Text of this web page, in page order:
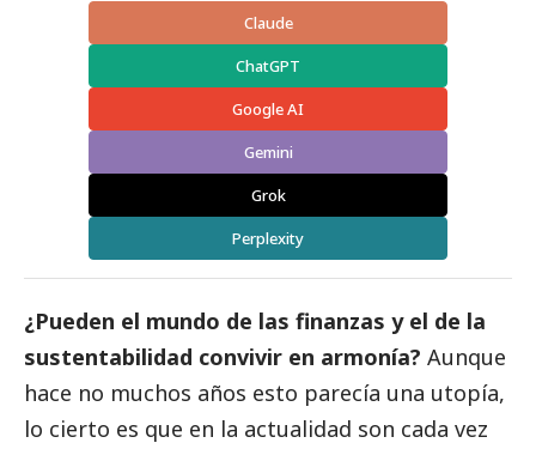
Claude
ChatGPT
Google AI
Gemini
Grok
Perplexity
¿Pueden el mundo de las finanzas y el de la
sustentabilidad convivir en armonía? Aunque
hace no muchos años esto parecía una utopía,
lo cierto es que en la actualidad son cada vez